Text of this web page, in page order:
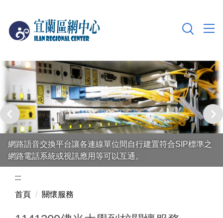
主
容
網路語音交換平台讓各連線單位間自行建置符合SIP標準之
網路電話系統或視訊應用等可以互通。
:::
首頁
關懷服務